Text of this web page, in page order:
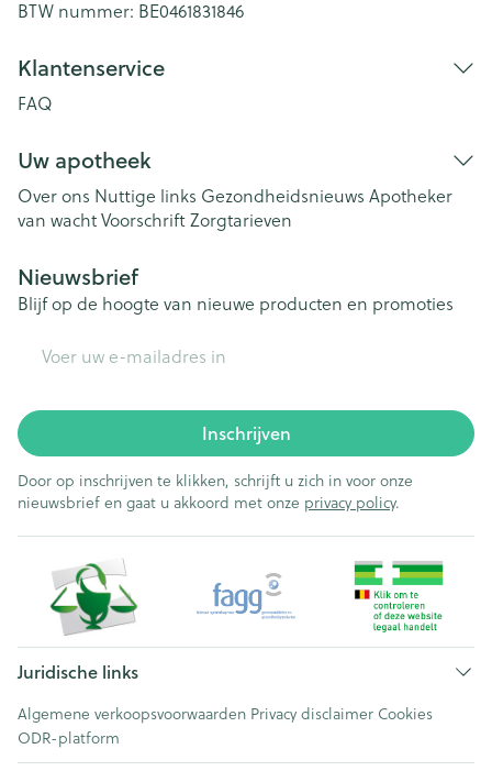
BTW nummer: BE0461831846
Klantenservice
FAQ
Uw apotheek
Over ons Nuttige links Gezondheidsnieuws Apotheker
van wachtVoorschriftZorgtarieven
Nieuwsbrief
Blijf op de hoogte van nieuwe producten en promoties
Inschrijven
Door op inschrijven te klikken, schrijft u zich in voor onze
nieuwsbrief en gaat u akkoord met onze privacy policy.
Juridische links
Algemene verkoopsvoorwaarden Privacy disclaimer Cookies
ODR-platform